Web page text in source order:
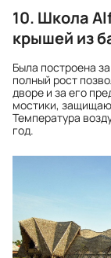
10. Школа
крышей из
Была построена
полный рост
дворе и за его
мостики,
Температура
год.